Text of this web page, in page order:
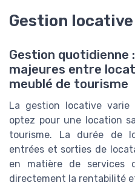
Gestion
Gestion quotidienne
majeures entre
meublé de tourisme
La gestion locative
optez pour une location
tourisme. La durée de
entrées et sorties de
en matière de services
directement la rentabilité